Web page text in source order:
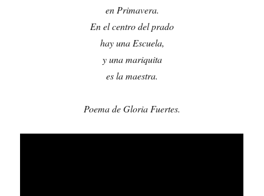
en Primavera.
En el centro del prado
hay una Escuela,
y una mariquita
es la maestra.
Poema de Gloria Fuertes.